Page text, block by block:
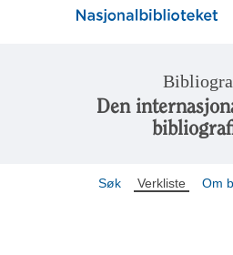
Den
Søk Verkliste Om